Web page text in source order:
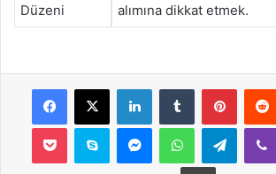
Düzeni
alımına dikkat etmek.
Facebook
X LinkedInTumblr
Pocket Skype MessengerWhatsApp
Yazdır